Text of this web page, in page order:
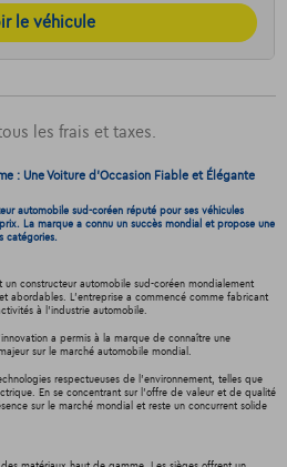
le véhicule
les frais et taxes.
: Une Voiture d'Occasion Fiable et Élégante
automobile sud-coréen réputé pour ses véhicules
La marque a connu un succès mondial et propose une
catégories.
un constructeur automobile sud-coréen mondialement
abordables. L'entreprise a commencé comme fabricant
à l'industrie automobile.
a permis à la marque de connaître une
sur le marché automobile mondial.
respectueuses de l'environnement, telles que
En se concentrant sur l'offre de valeur et de qualité
sur le marché mondial et reste un concurrent solide